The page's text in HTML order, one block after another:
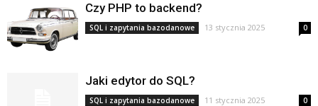
Czy PHP to backend?
SQL i zapytania bazodanowe 13 stycznia 2025 0
Jaki edytor do SQL?
SQL i zapytania bazodanowe 11 stycznia 2025 0